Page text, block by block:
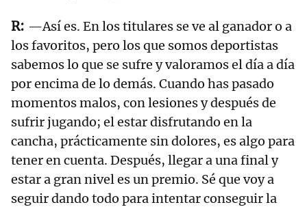
—Así es. En los titulares se ve al ganador o a
los favoritos, pero los que somos deportistas
sabemos lo que se sufre y valoramos el día a día
por encima de lo demás. Cuando has pasado
momentos malos, con lesiones y después de
sufrir jugando; el estar disfrutando en la
cancha, prácticamente sin dolores, es algo para
tener en cuenta. Después, llegar a una final y
estar a gran nivel es un premio. Sé que voy a
seguir dando todo para intentar conseguir la